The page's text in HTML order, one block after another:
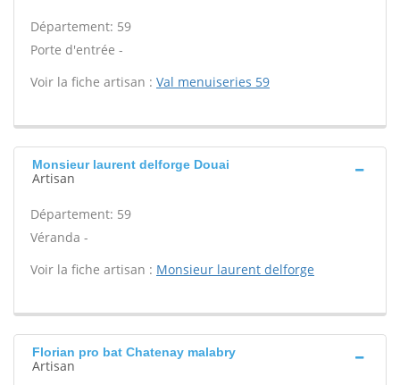
Département: 59
Porte d'entrée -
Voir la fiche artisan : Val menuiseries 59
Monsieur laurent delforge Douai
Artisan
Département: 59
Véranda -
Voir la fiche artisan : Monsieur laurent delforge
Florian pro bat Chatenay malabry
Artisan